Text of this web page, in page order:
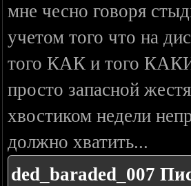
мне чесно говоря
учетом того что на
того КАК и того
просто запасной
хвостиком недели
должно хватить...
ded_baraded_007